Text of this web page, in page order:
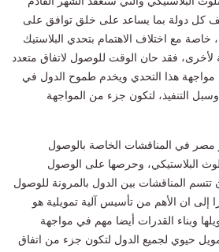
كل دولة بما يساعد على خلق توافق على
خاصة مع اختلاف الاهتمام بتحدي البلاستيك
لأخرى، فقد حان الوقت للوصول لاتفاق متعدد
هذا التحدي ويخدم طموح الدول في
وسبل التنفيذ، لتكون جزء من المواجهة
مصر في المناقشات الخاصة بالوصول
البلاستيكي، وحرصها على الوصول
تتسم المناقشات بين الدول بالمرونة للوصول
إلى ان الأهم من تأسيس آلية تمويلية هو
وبناء القدرات أيضا مهم في مواجهة
حيوي لجميع الدول لتكون جزء من اتفاق